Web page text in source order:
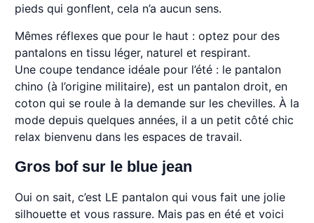
pieds qui gonflent, cela n’a aucun sens.
Mêmes réflexes que pour le haut : optez pour des
pantalons en tissu léger, naturel et respirant.
Une coupe tendance idéale pour l’été : le pantalon
chino (à l’origine militaire), est un pantalon droit, en
coton qui se roule à la demande sur les chevilles. À la
mode depuis quelques années, il a un petit côté chic
relax bienvenu dans les espaces de travail.
Gros bof sur le blue jean
Oui on sait, c’est LE pantalon qui vous fait une jolie
silhouette et vous rassure. Mais pas en été et voici